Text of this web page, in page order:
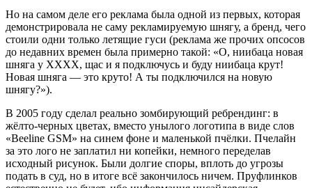
Но на самом деле его реклама была одной из первых, которая
демонстрировала не саму рекламируемую шнягу, а бренд, чего
стоили одни только летящие гуси (реклама же прочих опсосов
до недавних времен была примерно такой: «О, ниибаца новая
шняга у ХХХХ, щас и я подключусь и буду ниибаца крут!
Новая шняга — это круто! А ты подключился на новую
шнягу?»).
В 2005 году сделал реально зомбирующий ребрендинг: в
жёлто-черных цветах, вместо унылого логотипа в виде слов
«Beeline GSM» на синем фоне и маленькой пчёлки. Пчелайн
за это лого не заплатил ни копейки, немного переделав
исходный рисунок. Были долгие споры, вплоть до угрозы
подать в суд, но в итоге всё закончилось ничем. Пруфлинков